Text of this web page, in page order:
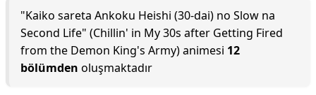
"Kaiko sareta Ankoku Heishi (30-dai) no Slow na
Second Life" (Chillin' in My 30s after Getting Fired
from the Demon King's Army) animesi 12
bölümden oluşmaktadır